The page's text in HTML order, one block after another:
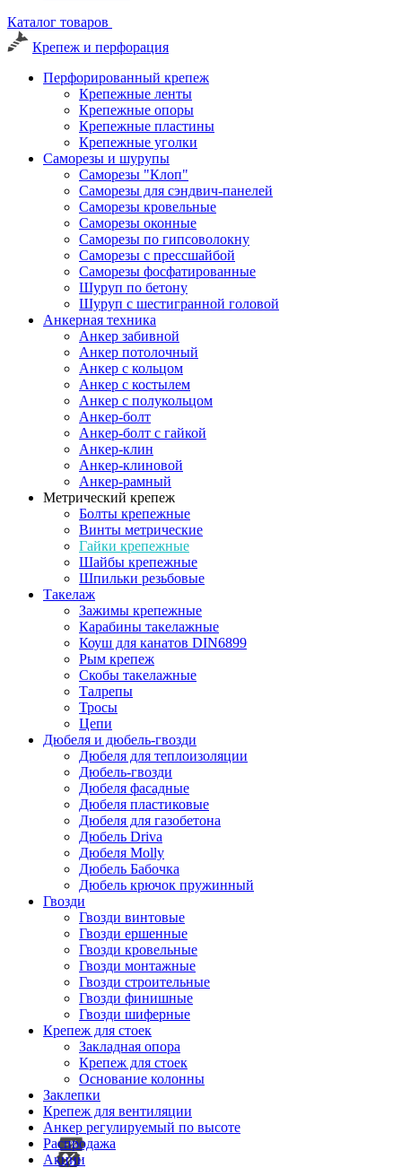
Каталог товаров
Крепеж и перфорация
Перфорированный крепеж
Крепежные ленты
Крепежные опоры
Крепежные пластины
Крепежные уголки
Саморезы и шурупы
Саморезы "Клоп"
Саморезы для сэндвич-панелей
Саморезы кровельные
Саморезы оконные
Саморезы по гипсоволокну
Саморезы с прессшайбой
Саморезы фосфатированные
Шуруп по бетону
Шуруп с шестигранной головой
Анкерная техника
Анкер забивной
Анкер потолочный
Анкер с кольцом
Анкер с костылем
Анкер с полукольцом
Анкер-болт
Анкер-болт с гайкой
Анкер-клин
Анкер-клиновой
Анкер-рамный
Метрический крепеж
Болты крепежные
Винты метрические
Гайки крепежные
Шайбы крепежные
Шпильки резьбовые
Такелаж
Зажимы крепежные
Карабины такелажные
Коуш для канатов DIN6899
Рым крепеж
Скобы такелажные
Талрепы
Тросы
Цепи
Дюбеля и дюбель-гвозди
Дюбеля для теплоизоляции
Дюбель-гвозди
Дюбеля фасадные
Дюбеля пластиковые
Дюбеля для газобетона
Дюбель Driva
Дюбеля Molly
Дюбель Бабочка
Дюбель крючок пружинный
Гвозди
Гвозди винтовые
Гвозди ершенные
Гвозди кровельные
Гвозди монтажные
Гвозди строительные
Гвозди финишные
Гвозди шиферные
Крепеж для стоек
Закладная опора
Крепеж для стоек
Основание колонны
Заклепки
Крепеж для вентиляции
Анкер регулируемый по высоте
Распродажа
Акции